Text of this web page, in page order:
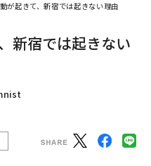
が起きて、新宿では起きない理由
新宿では起きない